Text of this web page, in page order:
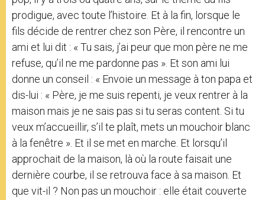
prodigue, avec toute l’histoire. Et à la fin, lorsque le
fils décide de rentrer chez son Père, il rencontre un
ami et lui dit : « Tu sais, j’ai peur que mon père ne me
refuse, qu’il ne me pardonne pas ». Et son ami lui
donne un conseil : « Envoie un message à ton papa et
dis-lui : « Père, je me suis repenti, je veux rentrer à la
maison mais je ne sais pas si tu seras content. Si tu
veux m’accueillir, s’il te plaît, mets un mouchoir blanc
à la fenêtre ». Et il se met en marche. Et lorsqu’il
approchait de la maison, là où la route faisait une
dernière courbe, il se retrouva face à sa maison. Et
que vit-il ? Non pas un mouchoir : elle était couverte